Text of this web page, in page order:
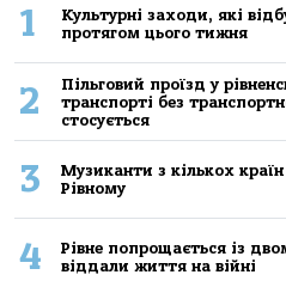
1
Культурні заходи, які
протягом цього тижня
2
Пільговий проїзд у
транспорті без
стосується
3
Музиканти з кількох
Рівному
4
Рівне попрощається із
віддали життя на війні